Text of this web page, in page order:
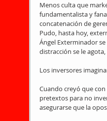
Menos culta que
fundamentalista y
concatenación de
Pudo, hasta hoy,
Ángel Exterminador
distracción se le
Los inversores
Cuando creyó que
pretextos para no
asegurarse que la